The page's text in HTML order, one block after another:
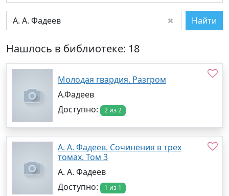
Найти
Нашлось в библиотеке: 18
Молодая гвардия. Разгром
А.Фадеев
Доступно:
2 из 2
А. А. Фадеев. Сочинения в трех
томах. Том 3
А. А. Фадеев
Доступно:
1 из 1